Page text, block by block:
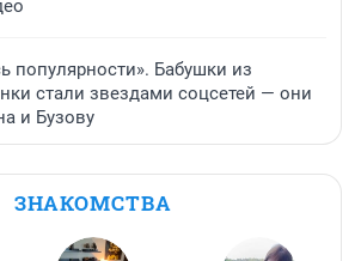
популярности». Бабушки из
стали звездами соцсетей — они
и Бузову
ЗНАКОМСТВА